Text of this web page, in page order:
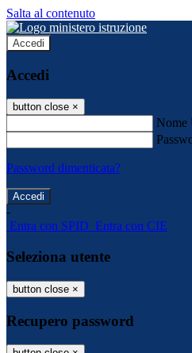
Salta al contenuto
Accedi
Accedi
button close ×
Nome
Password dimenticata?
-
Entra con SPID Entra con CIE
Seleziona utente
button close ×
Recupero password